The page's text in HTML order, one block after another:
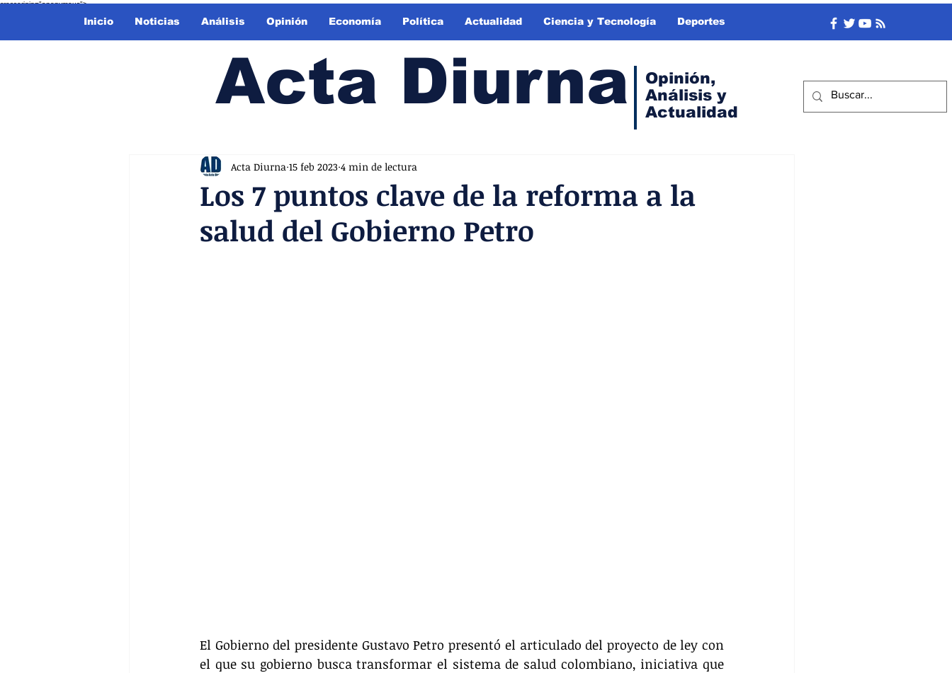
crossorigin="anonymous">
Inicio Noticias Análisis Opinión Economía Política Actualidad Ciencia y Tecnología Deportes
Acta Diurna
Opinión,
Análisis y
Actualidad
Los 7 puntos clave de la reforma a la
salud del Gobierno Petro
Acta Diurna 15 feb 2023 4 min de lectura
El Gobierno del presidente Gustavo Petro presentó el articulado del proyecto de ley con
el que su gobierno busca transformar el sistema de salud colombiano, iniciativa que